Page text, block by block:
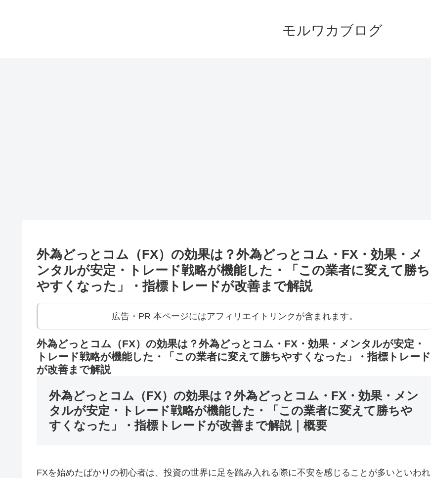
モルワカブログ
外為どっとコム（FX）の効果は？外為どっとコム・FX・効果・メ
ンタルが安定・トレード戦略が機能した・「この業者に変えて勝ち
やすくなった」・指標トレードが改善まで解説
広告・PR 本ページにはアフィリエイトリンクが含まれます。
外為どっとコム（FX）の効果は？外為どっとコム・FX・効果・メンタルが安定・
トレード戦略が機能した・「この業者に変えて勝ちやすくなった」・指標トレード
が改善まで解説
外為どっとコム（FX）の効果は？外為どっとコム・FX・効果・メン
タルが安定・トレード戦略が機能した・「この業者に変えて勝ちや
すくなった」・指標トレードが改善まで解説｜概要
FXを始めたばかりの初心者は、投資の世界に足を踏み入れる際に不安を感じることが多いといわれ